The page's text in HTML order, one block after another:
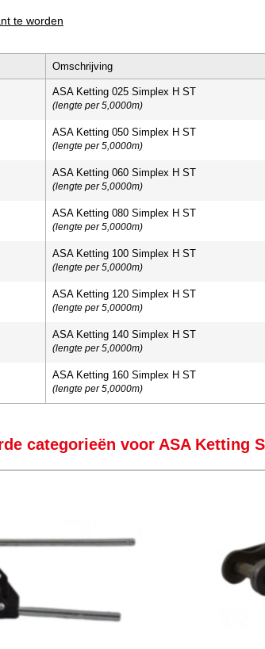
te worden
Omschrijving
ASA Ketting 025 Simplex H ST
(lengte per 5,0000m)
ASA Ketting 050 Simplex H ST
(lengte per 5,0000m)
ASA Ketting 060 Simplex H ST
(lengte per 5,0000m)
ASA Ketting 080 Simplex H ST
(lengte per 5,0000m)
ASA Ketting 100 Simplex H ST
(lengte per 5,0000m)
ASA Ketting 120 Simplex H ST
(lengte per 5,0000m)
ASA Ketting 140 Simplex H ST
(lengte per 5,0000m)
ASA Ketting 160 Simplex H ST
(lengte per 5,0000m)
categorieën voor ASA Ketting